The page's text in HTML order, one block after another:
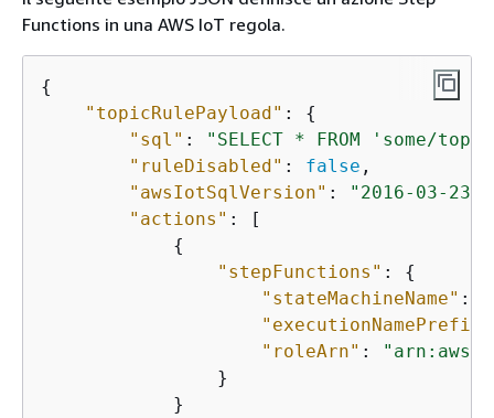
Functions in una AWS IoT regola.
{
"topicRulePayload" : {
"sql" :
"SELECT * FROM 'some/
"ruleDisabled" : false ,
"awsIotSqlVersion" : "2016-03-23"
"actions" : [
{
"stepFunctions" : {
"stateMachineName" :
"executionNamePrefix"
"roleArn" :
                }
            }